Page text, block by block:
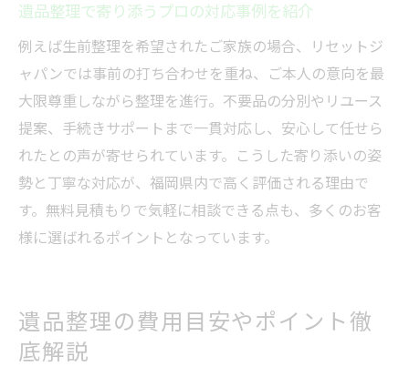
遺品整理後の家の相続や管理の進め方
プロに相談できる遺品整理後の家活用例
福岡県で信頼できる遺品整理サービスの魅力
福岡県の遺品整理サービスの強みと特徴
丁寧な遺品整理で選ばれる業者の魅力
遺品整理で迅速対応できるプロのサービス
福岡県で信頼される遺品整理業者の選び方
遺品整理の口コミや評判から分かる安心感
遺品整理で寄り添うプロの対応事例を紹介
例えば生前整理を希望されたご家族の場合、リセットジ
ャパンでは事前の打ち合わせを重ね、ご本人の意向を最
大限尊重しながら整理を進行。不要品の分別やリユース
提案、手続きサポートまで一貫対応し、安心して任せら
れたとの声が寄せられています。こうした寄り添いの姿
勢と丁寧な対応が、福岡県内で高く評価される理由で
す。無料見積もりで気軽に相談できる点も、多くのお客
様に選ばれるポイントとなっています。
遺品整理の費用目安やポイント徹
底解説